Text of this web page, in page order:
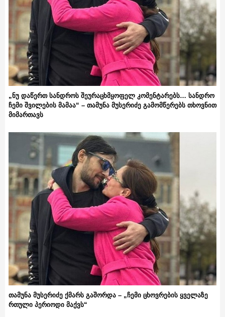
„ნუ დაწერთ სანდროს შეურაცხმყოფელ კომენტარებს… სანდრო
ჩემი შვილების მამაა“ – თამუნა მუსერიძე გამომწერებს თხოვნით
მიმართავს
თამუნა მუსერიძე ქმარს გაშორდა – „ჩემი ცხოვრების ყველაზე
რთული პერიოდი მაქვს“